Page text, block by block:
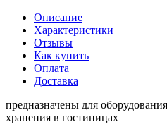
Описание
Характеристики
Отзывы
Как купить
Оплата
Доставка
предназначены для
хранения в гостиницах